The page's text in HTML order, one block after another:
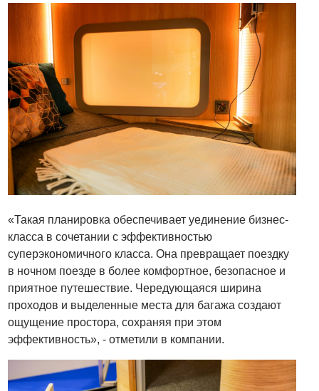
«Такая планировка обеспечивает уединение бизнес-
класса в сочетании с эффективностью
суперэкономичного класса. Она превращает поездку
в ночном поезде в более комфортное, безопасное и
приятное путешествие. Чередующаяся ширина
проходов и выделенные места для багажа создают
ощущение простора, сохраняя при этом
эффективность», - отметили в компании.